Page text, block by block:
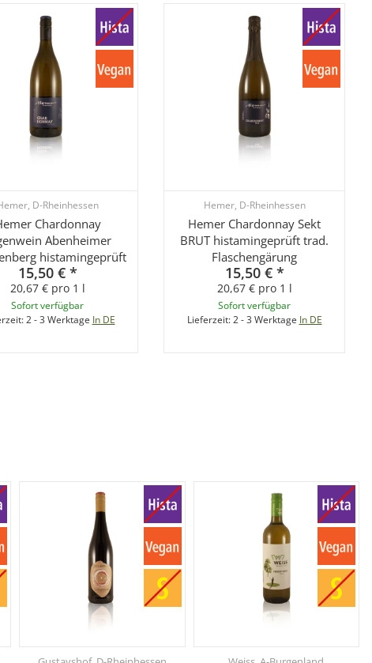
D-Rheinhessen
Chardonnay
Abenheimer
histamingeprüft
15,50 € *
20,67 € pro 1 l
Sofort verfügbar
2 - 3 Werktage In DE
Hemer, D-Rheinhessen
Hemer Chardonnay Sekt
BRUT histamingeprüft trad.
Flaschengärung
15,50 € *
20,67 € pro 1 l
Sofort verfügbar
Lieferzeit:2 - 3 Werktage In DE